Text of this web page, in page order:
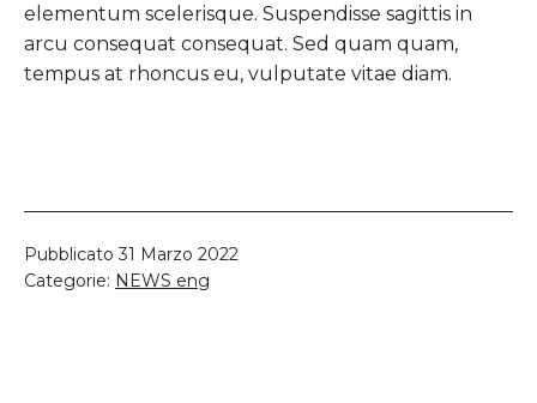
elementum scelerisque. Suspendisse sagittis in
arcu consequat consequat. Sed quam quam,
tempus at rhoncus eu, vulputate vitae diam.
Pubblicato31 Marzo 2022
Categorie: NEWS eng